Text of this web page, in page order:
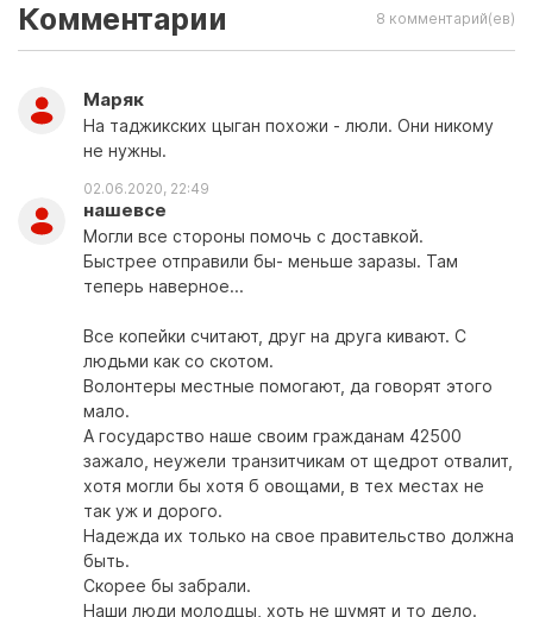
Комментарии 8 комментарий(ев)
Маряк
На таджикских цыган похожи - люли. Они никому
не нужны.
02.06.2020, 22:49
нашевсе
Могли все стороны помочь с доставкой.
Быстрее отправили бы- меньше заразы. Там
теперь наверное...
Все копейки считают, друг на друга кивают. С
людьми как со скотом.
Волонтеры местные помогают, да говорят этого
мало.
А государство наше своим гражданам 42500
зажало, неужели транзитчикам от щедрот отвалит,
хотя могли бы хотя б овощами, в тех местах не
так уж и дорого.
Надежда их только на свое правительство должна
быть.
Скорее бы забрали.
Наши люди молодцы, хоть не шумят и то дело.